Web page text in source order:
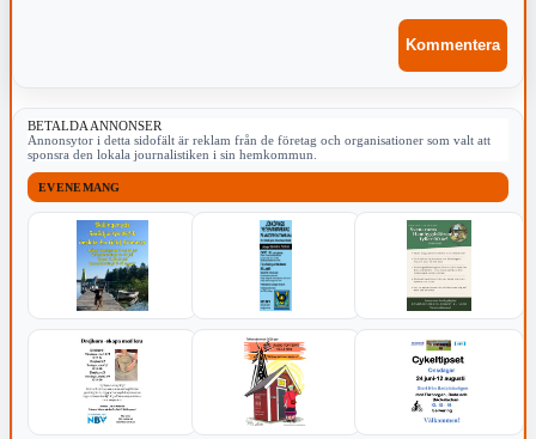
BETALDA ANNONSER
Annonsytor i detta sidofält är reklam från de företag och organisationer som valt att
sponsra den lokala journalistiken i sin hemkommun.
EVENEMANG